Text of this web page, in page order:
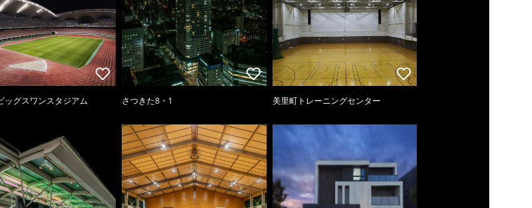
ッグスワンスタジアム さつきた8・1 美里町トレーニングセンター